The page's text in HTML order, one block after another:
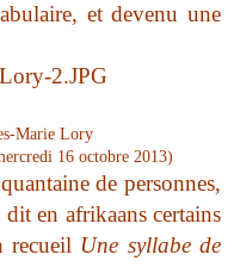
et devenu une
Marie Lory
16 octobre 2013)
de personnes,
en afrikaans certains
recueil Une syllabe de